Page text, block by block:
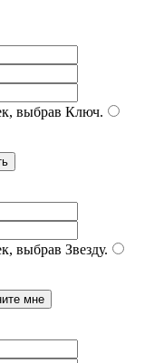
выбрав Ключ.
выбрав Звезду.